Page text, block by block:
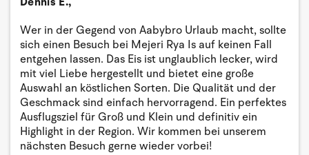
Wer in der Gegend von Aabybro Urlaub macht, sollte
sich einen Besuch bei Mejeri Rya Is auf keinen Fall
entgehen lassen. Das Eis ist unglaublich lecker, wird
mit viel Liebe hergestellt und bietet eine große
Auswahl an köstlichen Sorten. Die Qualität und der
Geschmack sind einfach hervorragend. Ein perfektes
Ausflugsziel für Groß und Klein und definitiv ein
Highlight in der Region. Wir kommen bei unserem
nächsten Besuch gerne wieder vorbei!